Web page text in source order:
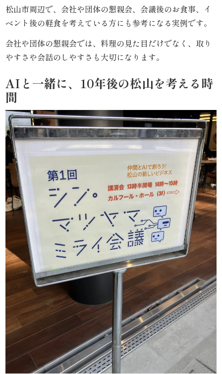
届
商
品
客
様
の
声
お
知
ら
松山市周辺で、会社や団体の懇親会、会議後のお食事、イ
ベント後の軽食を考えている方にも参考になる実例です。
会社や団体の懇親会では、料理の見た目だけでなく、取り
やすさや会話のしやすさも大切になります。
AIと一緒に、10年後の松山を考える時
間